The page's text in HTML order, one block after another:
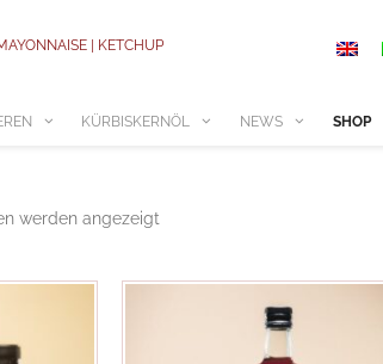
| KETCHUP
KÜRBISKERNÖL NEWS SHOP
werden angezeigt